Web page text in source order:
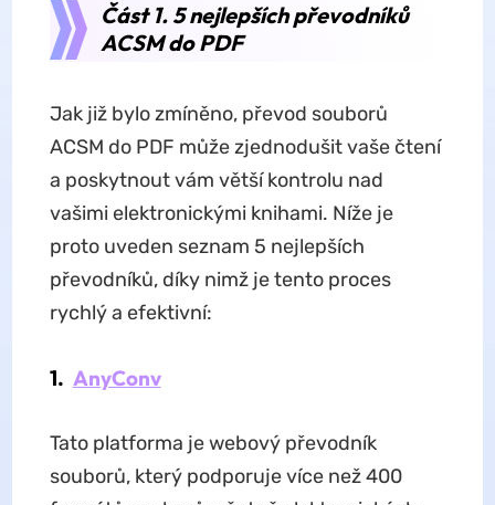
Část 1. 5 nejlepších převodníků
ACSM do PDF
Jak již bylo zmíněno, převod souborů
ACSM do PDF může zjednodušit vaše čtení
a poskytnout vám větší kontrolu nad
vašimi elektronickými knihami. Níže je
proto uveden seznam 5 nejlepších
převodníků, díky nimž je tento proces
rychlý a efektivní:
1. AnyConv
Tato platforma je webový převodník
souborů, který podporuje více než 400